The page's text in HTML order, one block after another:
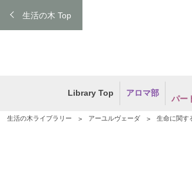
Library Top アロマ部
パー
生活の木 Top
生活の木ライブラリー アーユルヴェーダ 生命に関す